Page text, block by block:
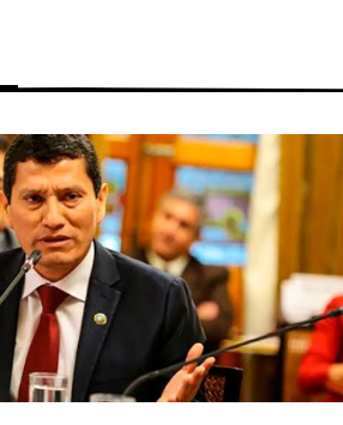
Página
Página
Página
Página